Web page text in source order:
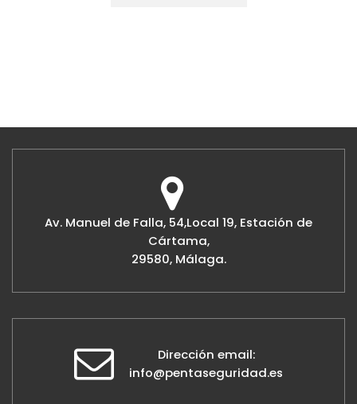
Av. Manuel de Falla, 54,Local 19, Estación de
Cártama,
29580, Málaga.
Dirección email:
info@pentaseguridad.es